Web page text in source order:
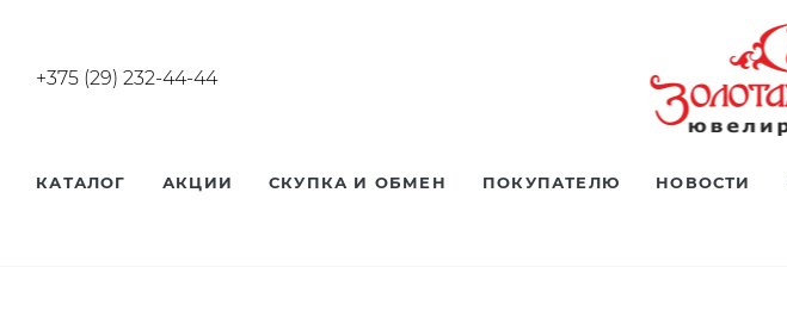
+375 (29) 232-44-44
КАТАЛОГ АКЦИИ СКУПКА И ОБМЕН ПОКУПАТЕЛЮ НОВОСТИ